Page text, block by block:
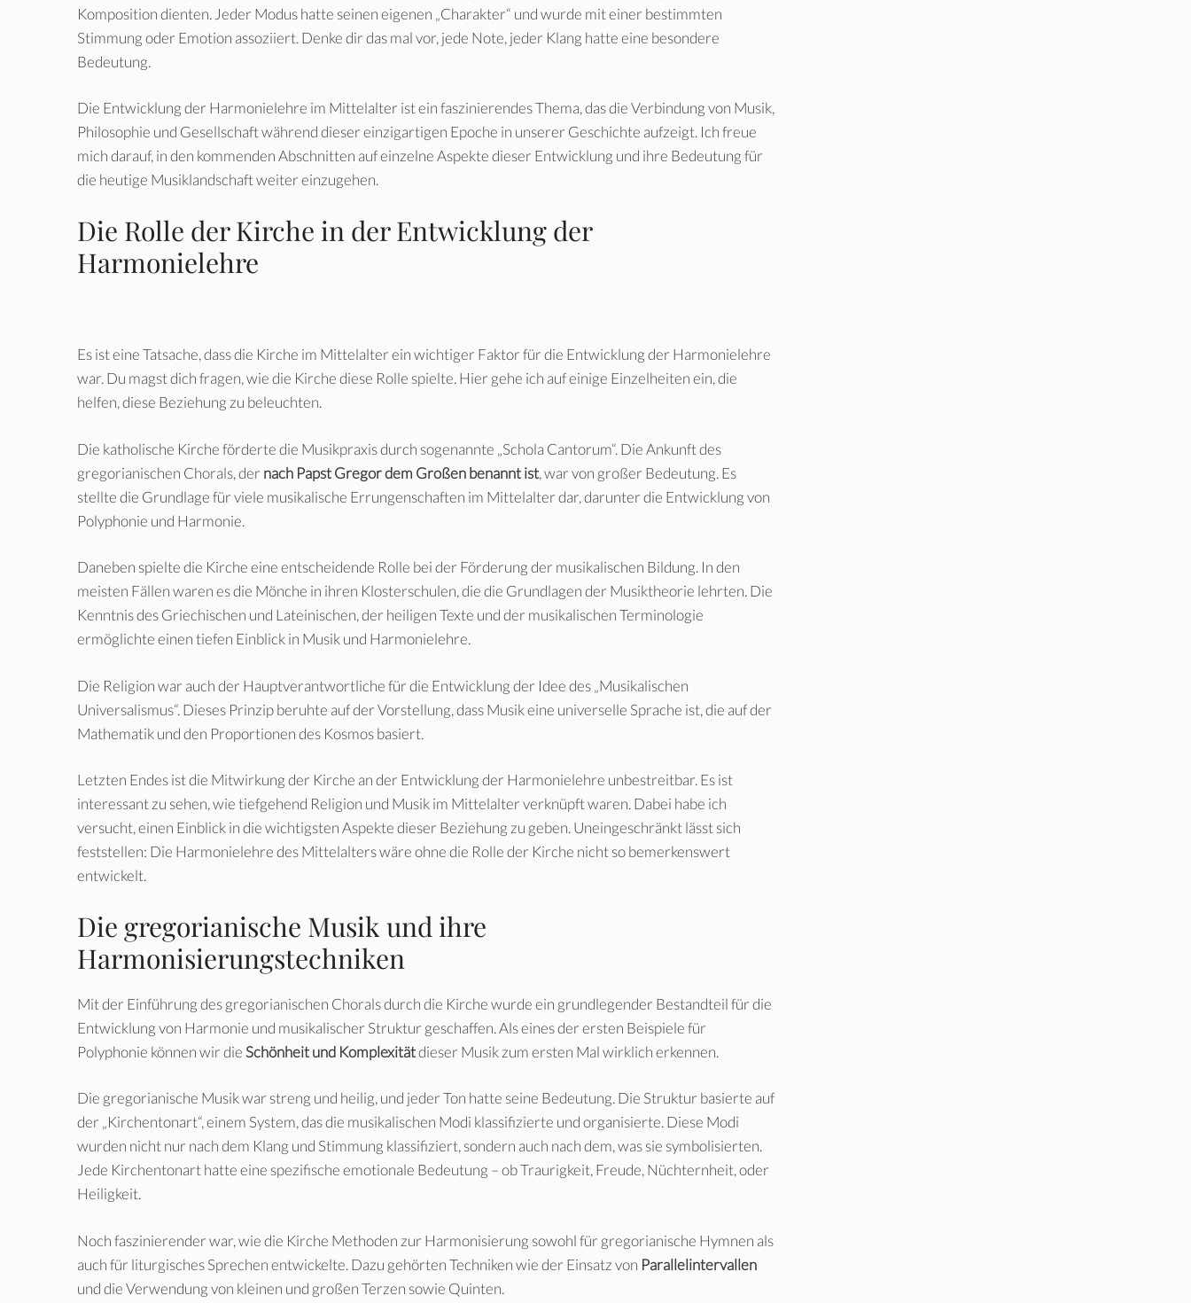
Komposition dienten. Jeder Modus hatte seinen eigenen „Charakter“ und wurde mit einer bestimmten
Stimmung oder Emotion assoziiert. Denke dir das mal vor, jede Note, jeder Klang hatte eine besondere
Bedeutung.
Die Entwicklung der Harmonielehre im Mittelalter ist ein faszinierendes Thema, das die Verbindung von Musik,
Philosophie und Gesellschaft während dieser einzigartigen Epoche in unserer Geschichte aufzeigt. Ich freue
mich darauf, in den kommenden Abschnitten auf einzelne Aspekte dieser Entwicklung und ihre Bedeutung für
die heutige Musiklandschaft weiter einzugehen.
Die Rolle der Kirche in der Entwicklung der
Harmonielehre
Es ist eine Tatsache, dass die Kirche im Mittelalter ein wichtiger Faktor für die Entwicklung der Harmonielehre
war. Du magst dich fragen, wie die Kirche diese Rolle spielte. Hier gehe ich auf einige Einzelheiten ein, die
helfen, diese Beziehung zu beleuchten.
Die katholische Kirche förderte die Musikpraxis durch sogenannte „Schola Cantorum“. Die Ankunft des
gregorianischen Chorals, der nach Papst Gregor dem Großen benannt ist, war von großer Bedeutung. Es
stellte die Grundlage für viele musikalische Errungenschaften im Mittelalter dar, darunter die Entwicklung von
Polyphonie und Harmonie.
Daneben spielte die Kirche eine entscheidende Rolle bei der Förderung der musikalischen Bildung. In den
meisten Fällen waren es die Mönche in ihren Klosterschulen, die die Grundlagen der Musiktheorie lehrten. Die
Kenntnis des Griechischen und Lateinischen, der heiligen Texte und der musikalischen Terminologie
ermöglichte einen tiefen Einblick in Musik und Harmonielehre.
Die Religion war auch der Hauptverantwortliche für die Entwicklung der Idee des „Musikalischen
Universalismus“. Dieses Prinzip beruhte auf der Vorstellung, dass Musik eine universelle Sprache ist, die auf der
Mathematik und den Proportionen des Kosmos basiert.
Letzten Endes ist die Mitwirkung der Kirche an der Entwicklung der Harmonielehre unbestreitbar. Es ist
interessant zu sehen, wie tiefgehend Religion und Musik im Mittelalter verknüpft waren. Dabei habe ich
versucht, einen Einblick in die wichtigsten Aspekte dieser Beziehung zu geben. Uneingeschränkt lässt sich
feststellen: Die Harmonielehre des Mittelalters wäre ohne die Rolle der Kirche nicht so bemerkenswert
entwickelt.
Die gregorianische Musik und ihre
Harmonisierungstechniken
Mit der Einführung des gregorianischen Chorals durch die Kirche wurde ein grundlegender Bestandteil für die
Entwicklung von Harmonie und musikalischer Struktur geschaffen. Als eines der ersten Beispiele für
Polyphonie können wir dieSchönheit und Komplexitätdieser Musik zum ersten Mal wirklich erkennen.
Die gregorianische Musik war streng und heilig, und jeder Ton hatte seine Bedeutung. Die Struktur basierte auf
der „Kirchentonart“, einem System, das die musikalischen Modi klassifizierte und organisierte. Diese Modi
wurden nicht nur nach dem Klang und Stimmung klassifiziert, sondern auch nach dem, was sie symbolisierten.
Jede Kirchentonart hatte eine spezifische emotionale Bedeutung – ob Traurigkeit, Freude, Nüchternheit, oder
Heiligkeit.
Noch faszinierender war, wie die Kirche Methoden zur Harmonisierung sowohl für gregorianische Hymnen als
auch für liturgisches Sprechen entwickelte. Dazu gehörten Techniken wie der Einsatz von Parallelintervallen
und die Verwendung von kleinen und großen Terzen sowie Quinten.